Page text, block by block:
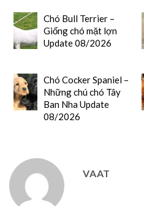
Chó Bull Terrier –
Giống chó mặt lợn
Update 08/2026
Chó Cocker Spaniel –
Những chú chó Tây
Ban Nha Update
08/2026
VAAT